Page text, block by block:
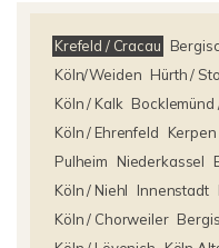
Krefeld / Cracau
Köln/Weiden Hürth /
Köln / Kalk Bocklemünd
Köln / Ehrenfeld
Kerpen
Pulheim
Niederkassel
Köln / Niehl
Innenstadt
Köln / Chorweiler